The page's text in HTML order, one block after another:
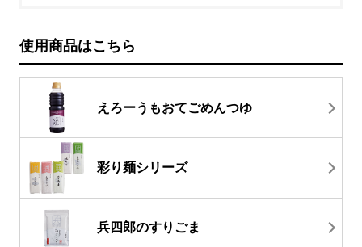
使用商品はこちら
えろーうもおてごめんつゆ
彩り麺シリーズ
兵四郎のすりごま